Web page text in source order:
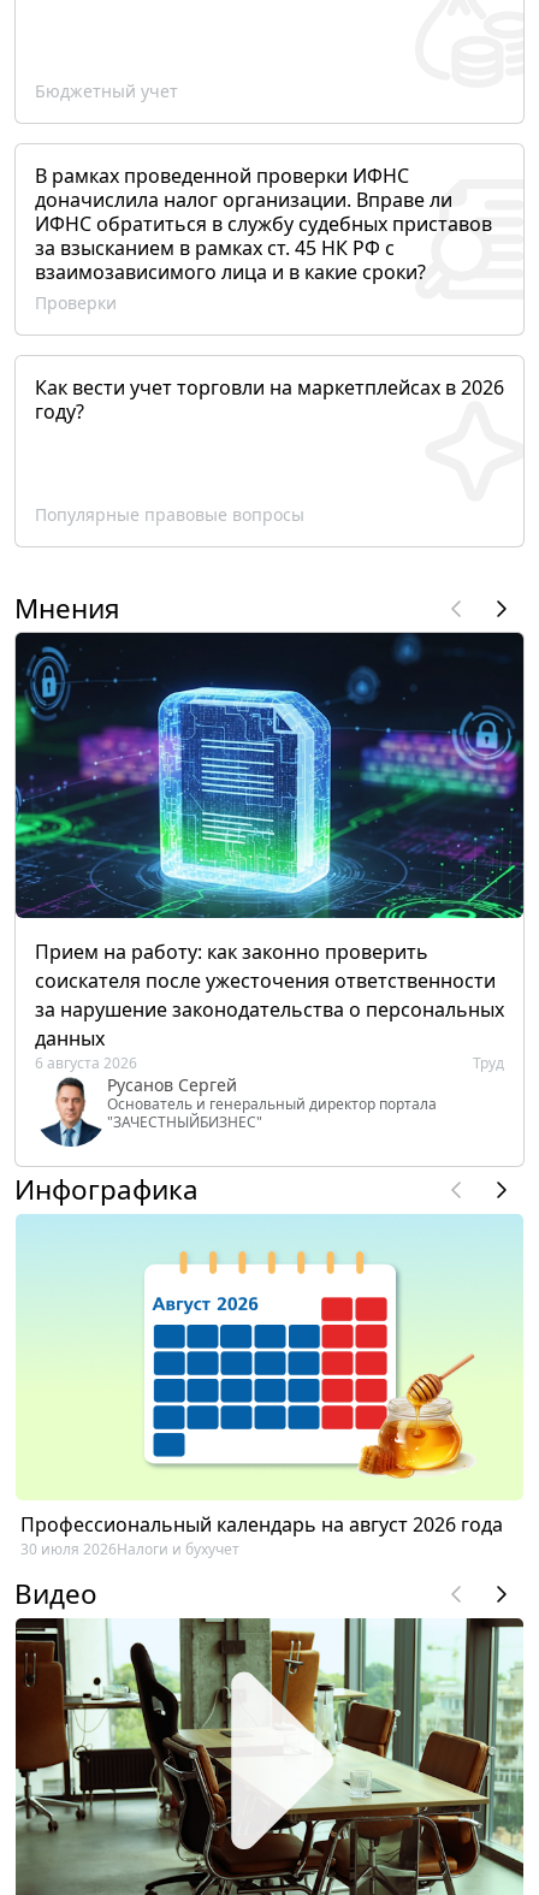
Бюджетный учет
В рамках проведенной проверки ИФНС
доначислила налог организации. Вправе ли
ИФНС обратиться в службу судебных приставов
за взысканием в рамках ст. 45 НК РФ с
взаимозависимого лица и в какие сроки?
Проверки
Как вести учет торговли на маркетплейсах в 2026
году?
Популярные правовые вопросы
Мнения
Прием на работу: как законно проверить
соискателя после ужесточения ответственности
за нарушение законодательства о персональных
данных
6 августа 2026 Труд
Русанов Сергей
Основатель и генеральный директор портала
"ЗАЧЕСТНЫЙБИЗНЕС"
Инфографика
Профессиональный календарь на август 2026 года
30 июля 2026Налоги и бухучет
Видео